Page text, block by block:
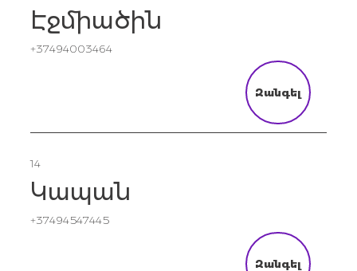
Էջմիածին
+37494003464
Զանգել
14
Կապան
+37494547445
Զանգել